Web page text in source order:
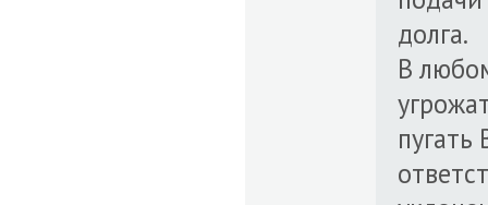
долга.
В
пугать